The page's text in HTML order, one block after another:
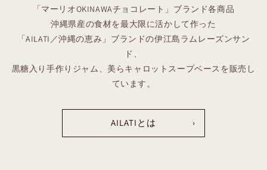
「マーリオOKINAWAチョコレート」ブランド各商品
沖縄県産の食材を最大限に活かして作った
「AILATI／沖縄の恵み」ブランドの伊江島ラムレーズンサン
ド、
黒糖入り手作りジャム、美らキャロットスープベースを販売し
ています。
AILATIとは ›